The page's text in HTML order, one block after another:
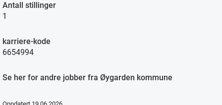
Antall stillinger
1
karriere-kode
6654994
Se her for andre jobber fra Øygarden kommune